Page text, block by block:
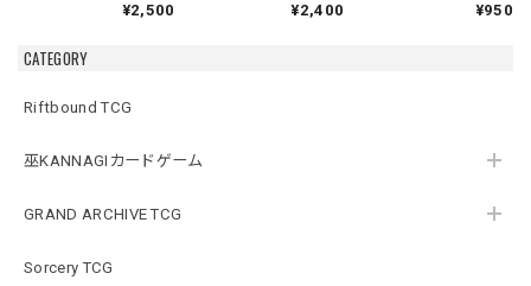
CATEGORY
Riftbound TCG
巫KANNAGIカードゲーム
GRAND ARCHIVE TCG
Sorcery TCG
¥2,500
¥2,400
¥950